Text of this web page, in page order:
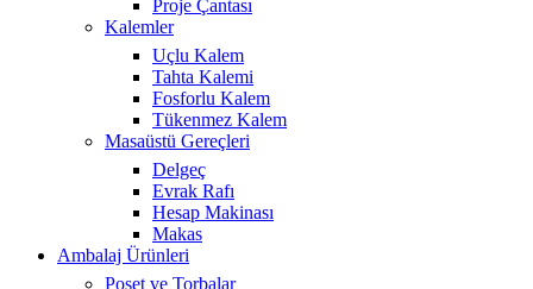
Proje Çantası
Kalemler
Uçlu Kalem
Tahta Kalemi
Fosforlu Kalem
Tükenmez Kalem
Masaüstü Gereçleri
Delgeç
Evrak Rafı
Hesap Makinası
Makas
Ambalaj Ürünleri
Poşet ve Torbalar